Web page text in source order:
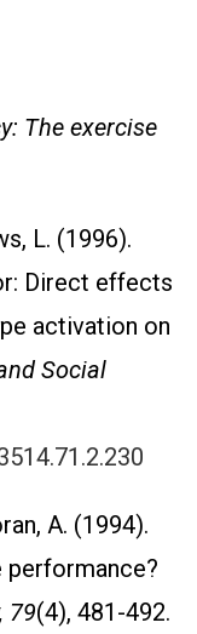
The exercise
L. (1996).
Direct effects
activation on
Social
A. (1994).
performance?
79(4), 481-492.